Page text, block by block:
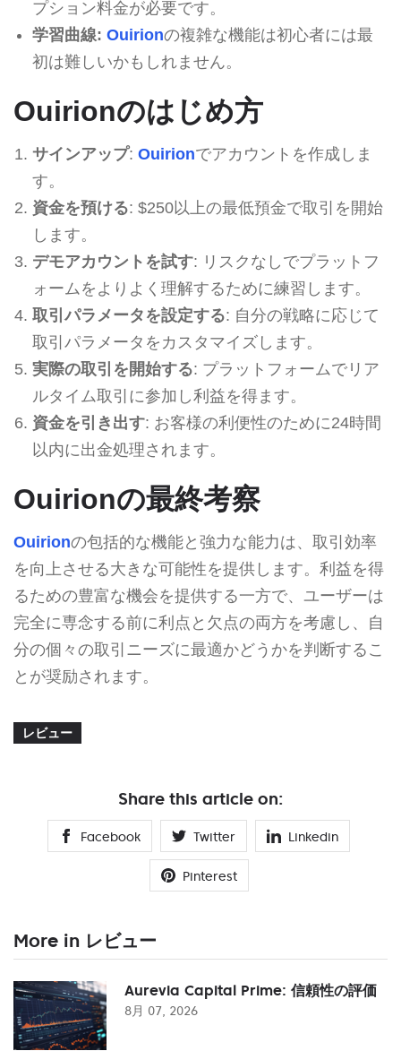
プション料金が必要です。
学習曲線: Ouirionの複雑な機能は初心者には最
初は難しいかもしれません。
Ouirionのはじめ方
サインアップ: Ouirionでアカウントを作成しま
す。
資金を預ける: $250以上の最低預金で取引を開始
します。
デモアカウントを試す: リスクなしでプラットフ
ォームをよりよく理解するために練習します。
取引パラメータを設定する: 自分の戦略に応じて
取引パラメータをカスタマイズします。
実際の取引を開始する: プラットフォームでリア
ルタイム取引に参加し利益を得ます。
資金を引き出す: お客様の利便性のために24時間
以内に出金処理されます。
Ouirionの最終考察
Ouirionの包括的な機能と強力な能力は、取引効率
を向上させる大きな可能性を提供します。利益を得
るための豊富な機会を提供する一方で、ユーザーは
完全に専念する前に利点と欠点の両方を考慮し、自
分の個々の取引ニーズに最適かどうかを判断するこ
とが奨励されます。
レビュー
Share this article on:
Facebook Twitter Linkedin
Pinterest
More in レビュー
Aurevia Capital Prime: 信頼性の評価
8月 07, 2026